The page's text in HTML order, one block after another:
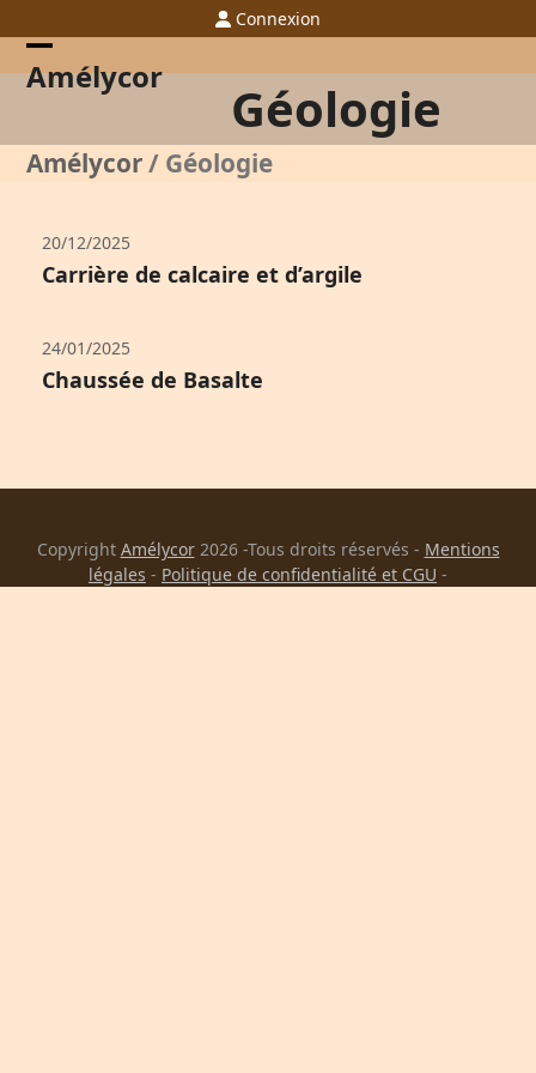
to
content
Connexion
Amélycor
Open
menu
Close
menu
Géologie
Amélycor/ Géologie
20/12/2025
Carrière de calcaire et d’argile
24/01/2025
Chaussée de Basalte
Copyright Amélycor2026 -Tous droits réservés - Mentions
légales - Politique de confidentialité et CGU -